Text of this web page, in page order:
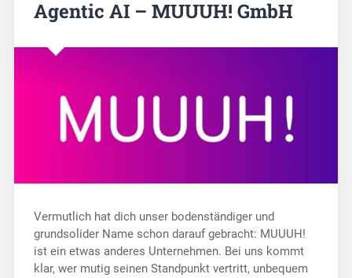
Agentic AI – MUUUH! GmbH
Vermutlich hat dich unser bodenständiger und
grundsolider Name schon darauf gebracht: MUUUH!
ist ein etwas anderes Unternehmen. Bei uns kommt
klar, wer mutig seinen Standpunkt vertritt, unbequem